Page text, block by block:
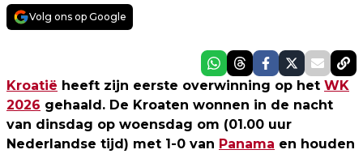
Volg ons op Google
Kroatië heeft zijn eerste overwinning op het WK
2026 gehaald. De Kroaten wonnen in de nacht
van dinsdag op woensdag om (01.00 uur
Nederlandse tijd) met 1-0 van Panama en houden